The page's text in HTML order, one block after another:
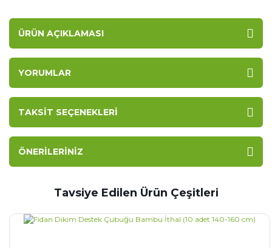
ÜRÜN AÇIKLAMASI
YORUMLAR
TAKSIT SEÇENEKLERI
ÖNERILERINIZ
Tavsiye Edilen Ürün Çeşitleri